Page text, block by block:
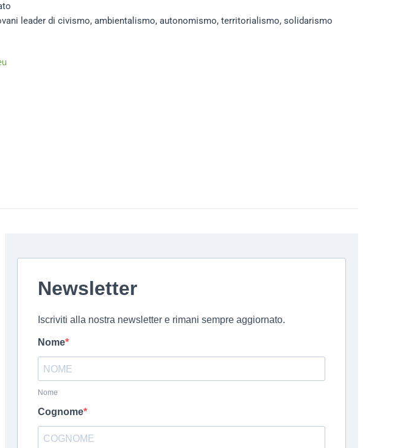
leader di civismo, ambientalismo, autonomismo, territorialismo, solidarismo